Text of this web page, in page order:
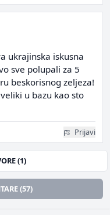
ukrajinska iskusna
sve polupali za 5
beskorisnog zeljeza!
u bazu kao sto
Prijavi
(1)
(57)